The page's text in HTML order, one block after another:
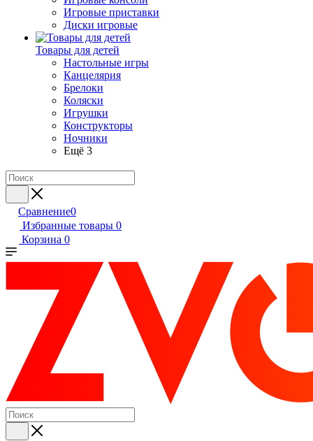
Игровые приставки
Диски игровые
Товары для детей
Настольные игры
Канцелярия
Брелоки
Коляски
Игрушки
Конструкторы
Ночники
Ещё 3
Сравнение0
Избранные товары 0
Корзина 0